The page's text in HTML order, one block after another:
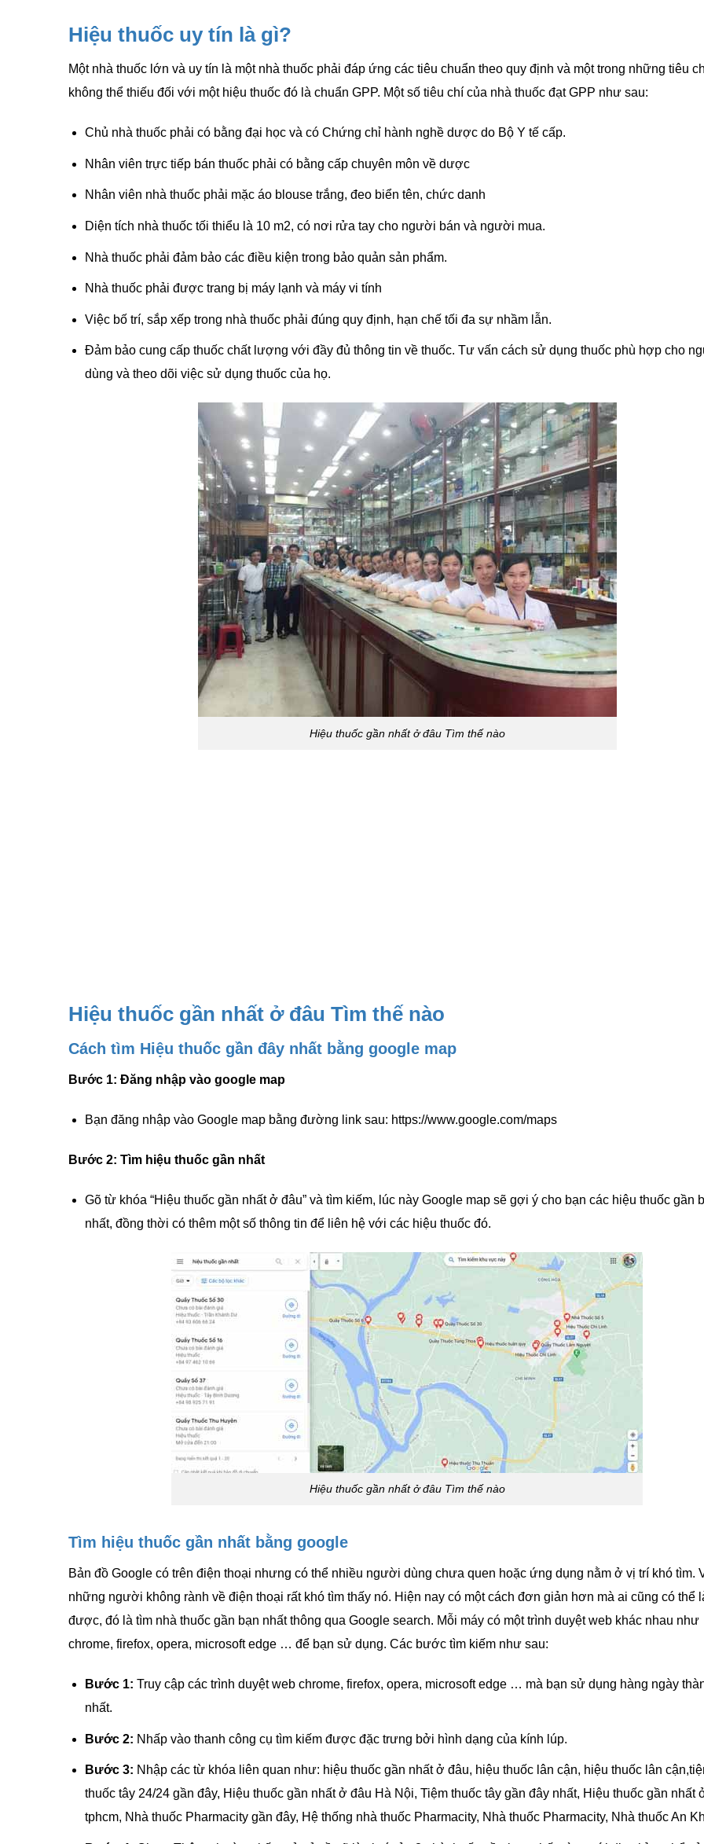
Hiệu thuốc uy tín là gì?
Một nhà thuốc lớn và uy tín là một nhà thuốc phải đáp ứng các tiêu chuẩn theo quy định và một trong những tiêu
không thể thiếu đối với một hiệu thuốc đó là chuẩn GPP. Một số tiêu chí của nhà thuốc đạt GPP như sau:
Chủ nhà thuốc phải có bằng đại học và có Chứng chỉ hành nghề dược do Bộ Y tế cấp.
Nhân viên trực tiếp bán thuốc phải có bằng cấp chuyên môn về dược
Nhân viên nhà thuốc phải mặc áo blouse trắng, đeo biển tên, chức danh
Diện tích nhà thuốc tối thiểu là 10 m2, có nơi rửa tay cho người bán và người mua.
Nhà thuốc phải đảm bảo các điều kiện trong bảo quản sản phẩm.
Nhà thuốc phải được trang bị máy lạnh và máy vi tính
Việc bố trí, sắp xếp trong nhà thuốc phải đúng quy định, hạn chế tối đa sự nhầm lẫn.
Đảm bảo cung cấp thuốc chất lượng với đầy đủ thông tin về thuốc. Tư vấn cách sử dụng thuốc phù hợp cho
dùng và theo dõi việc sử dụng thuốc của họ.
Hiệu thuốc gần nhất ở đâu Tìm thế nào
Hiệu thuốc gần nhất ở đâu Tìm thế nào
Cách tìm Hiệu thuốc gần đây nhất bằng google map
Bước 1: Đăng nhập vào google map
Bạn đăng nhập vào Google map bằng đường link sau: https://www.google.com/maps
Bước 2: Tìm hiệu thuốc gần nhất
Gõ từ khóa “Hiệu thuốc gần nhất ở đâu” và tìm kiếm, lúc này Google map sẽ gợi ý cho bạn các hiệu thuốc gần
nhất, đồng thời có thêm một số thông tin để liên hệ với các hiệu thuốc đó.
Hiệu thuốc gần nhất ở đâu Tìm thế nào
Tìm hiệu thuốc gần nhất bằng google
Bản đồ Google có trên điện thoại nhưng có thể nhiều người dùng chưa quen hoặc ứng dụng nằm ở vị trí khó tìm.
những người không rành về điện thoại rất khó tìm thấy nó. Hiện nay có một cách đơn giản hơn mà ai cũng có thể
được, đó là tìm nhà thuốc gần bạn nhất thông qua Google search. Mỗi máy có một trình duyệt web khác nhau như
chrome, firefox, opera, microsoft edge … để bạn sử dụng. Các bước tìm kiếm như sau:
Bước 1: Truy cập các trình duyệt web chrome, firefox, opera, microsoft edge … mà bạn sử dụng hàng ngày
nhất.
Bước 2: Nhấp vào thanh công cụ tìm kiếm được đặc trưng bởi hình dạng của kính lúp.
Bước 3: Nhập các từ khóa liên quan như: hiệu thuốc gần nhất ở đâu, hiệu thuốc lân cận, hiệu thuốc lân
thuốc tây 24/24 gần đây, Hiệu thuốc gần nhất ở đâu Hà Nội, Tiệm thuốc tây gần đây nhất, Hiệu thuốc gần nhất
tphcm, Nhà thuốc Pharmacity gần đây, Hệ thống nhà thuốc Pharmacity, Nhà thuốc Pharmacity, Nhà thuốc An